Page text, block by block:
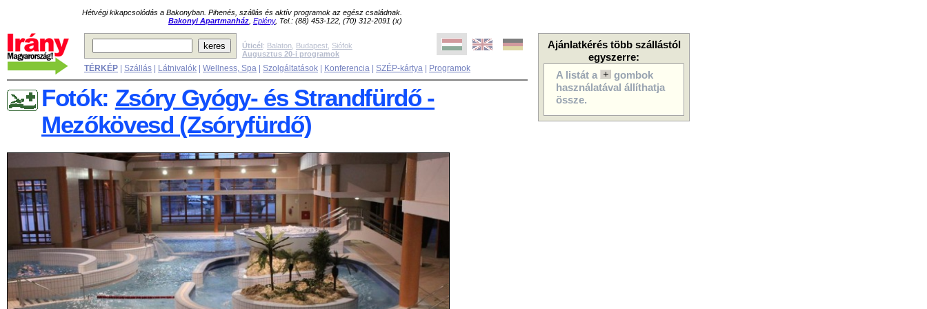
Hétvégi kikapcsolódás a Bakonyban. Pihenés, szállás és aktív programok az egész családnak.
Bakonyi Apartmanház Eplény, Tel.: (88) 453-122, (70) 312-2091 (x)
Ajánlatkérés több szállástól
egyszerre:
A listát a
gombok
használatával állíthatja
össze.
Úticél: Balaton Budapest Siófok
Augusztus 20-i programok
TÉRKÉP Szállás Látnivalók Wellness, Spa Szolgáltatások Konferencia SZÉP-kártya Programok
Fotók: Zsóry Gyógy- és Strandfürdő -
Mezőkövesd (Zsóryfürdő)